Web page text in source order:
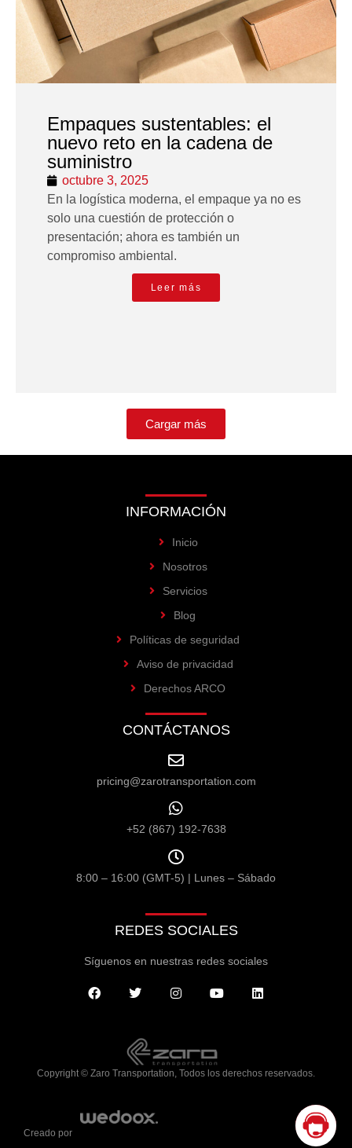
Empaques sustentables: el
nuevo reto en la cadena de
suministro
octubre 3, 2025
En la logística moderna, el empaque ya no es
solo una cuestión de protección o
presentación; ahora es también un
compromiso ambiental.
Leer más
Cargar más
INFORMACIÓN
Inicio
Nosotros
Servicios
Blog
Políticas de seguridad
Aviso de privacidad
Derechos ARCO
CONTÁCTANOS
pricing@zarotransportation.com
+52 (867) 192-7638
8:00 – 16:00 (GMT-5) | Lunes – Sábado
REDES SOCIALES
Síguenos en nuestras redes sociales
Copyright © Zaro Transportation, Todos los derechos reservados.
Creado por